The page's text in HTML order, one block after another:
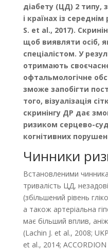
діабету (ЦД) 2 типу,
і країнах із
S. et al., 2017).
щоб виявляти осіб,
спеціалістом. У
отримають
офтальмологічне
зможе запобігти
того, візуалізація
скринінгу ДР дає
ризиком серцево-
когнітивних
Чинники
Встановленими
тривалість ЦД,
(збільшений рівень
а також артеріальна
має більший вплив,
(Lachin J. et al., 2008;
et al., 2014;